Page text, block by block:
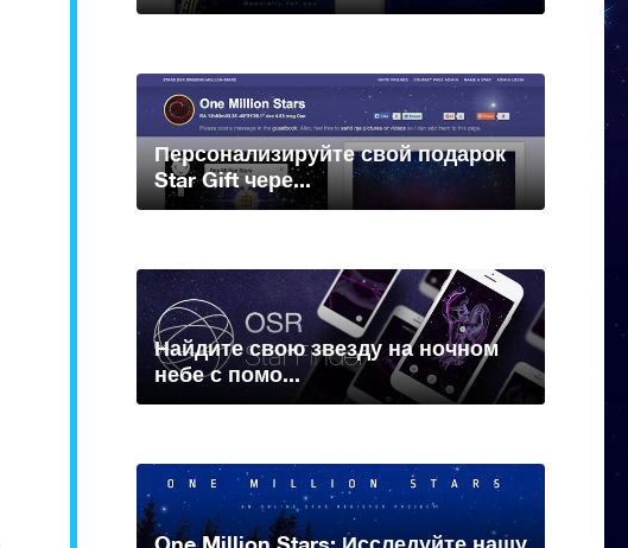
Персонализируйте свой подарок
Star Gift чере...
Найдите свою звезду на ночном
небе с помо...